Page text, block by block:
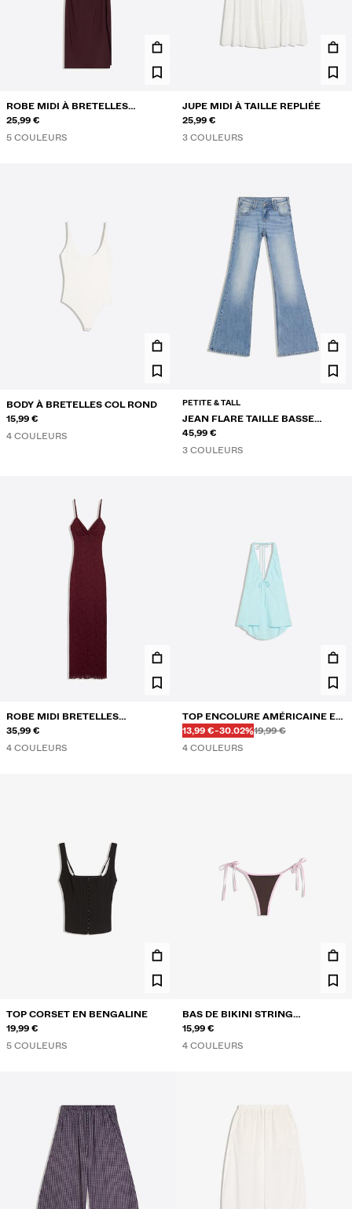
ROBE MIDI À BRETELLES
FRONCÉE
25,99 €
5 COULEURS
JUPE MIDI À TAILLE REPLIÉE
25,99 €
3 COULEURS
BODY À BRETELLES COL ROND
15,99 €
4 COULEURS
PETITE & TALL
JEAN FLARE TAILLE BASSE
BRODÉ
45,99 €
3 COULEURS
ROBE MIDI BRETELLES
DENTELLE
35,99 €
4 COULEURS
TOP ENCOLURE AMÉRICAINE EN
LIN
PRIX AVEC REMISE
13,99 €RÉDUCTION DE
-30.02%Avant
19,99 €
Avant
4 COULEURS
TOP CORSET EN BENGALINE
19,99 €
5 COULEURS
BAS DE BIKINI STRING
CONTRASTANT
15,99 €
4 COULEURS